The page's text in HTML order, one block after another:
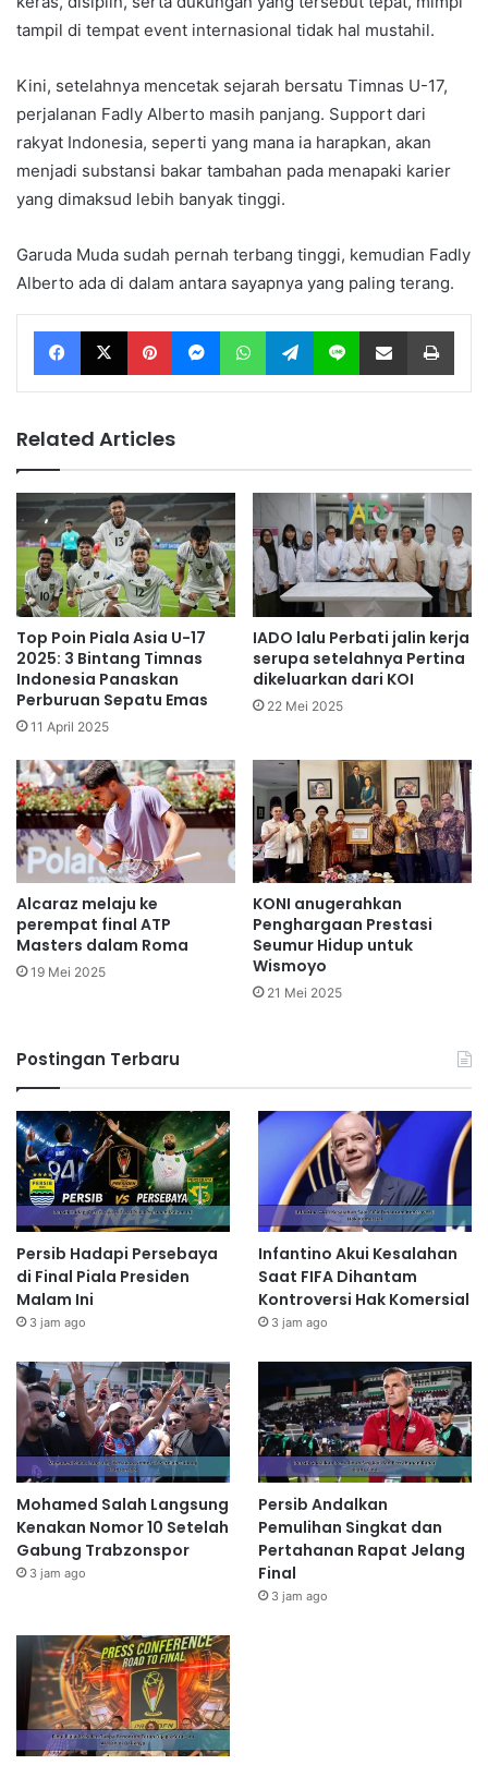
tampil di tempat event internasional tidak hal mustahil.
Kini, setelahnya mencetak sejarah bersatu Timnas U-17,
perjalanan Fadly Alberto masih panjang. Support dari
rakyat Indonesia, seperti yang mana ia harapkan, akan
menjadi substansi bakar tambahan pada menapaki karier
yang dimaksud lebih banyak tinggi.
Garuda Muda sudah pernah terbang tinggi, kemudian Fadly
Alberto ada di dalam antara sayapnya yang paling terang.
Facebook X Pinterest Messenger WhatsApp Telegram Line Share via Email
Related Articles
Top Poin Piala Asia U-17
2025: 3 Bintang Timnas
Indonesia Panaskan
Perburuan Sepatu Emas
11 April 2025
IADO lalu Perbati jalin kerja
serupa setelahnya Pertina
dikeluarkan dari KOI
22 Mei 2025
Alcaraz melaju ke
perempat final ATP
Masters dalam Roma
19 Mei 2025
KONI anugerahkan
Penghargaan Prestasi
Seumur Hidup untuk
Wismoyo
21 Mei 2025
Postingan Terbaru
Persib Hadapi Persebaya
di Final Piala Presiden
Malam Ini
3 jam ago
Infantino Akui Kesalahan
Saat FIFA Dihantam
Kontroversi Hak Komersial
3 jam ago
Mohamed Salah Langsung
Kenakan Nomor 10 Setelah
Gabung Trabzonspor
3 jam ago
Persib Andalkan
Pemulihan Singkat dan
Pertahanan Rapat Jelang
Final
3 jam ago